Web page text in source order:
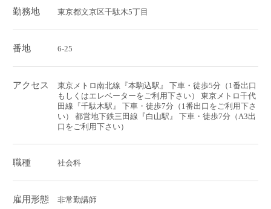
勤務地 東京都文京区千駄木5丁目
番地 6-25
アクセス
東京メトロ南北線『本駒込駅』 下車・徒歩5分（1番出口
もしくはエレベーターをご利用下さい） 東京メトロ千代
田線『千駄木駅』 下車・徒歩7分（1番出口をご利用下さ
い） 都営地下鉄三田線『白山駅』 下車・徒歩7分（A3出
口をご利用下さい）
職種 社会科
雇用形態 非常勤講師